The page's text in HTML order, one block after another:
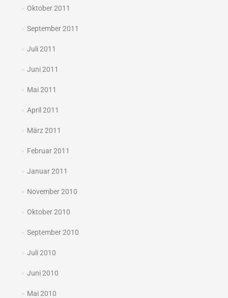
Oktober 2011
September 2011
Juli 2011
Juni 2011
Mai 2011
April 2011
März 2011
Februar 2011
Januar 2011
November 2010
Oktober 2010
September 2010
Juli 2010
Juni 2010
Mai 2010